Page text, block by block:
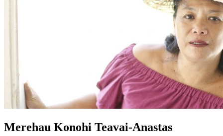
Merehau Konohi Teavai-Anastas